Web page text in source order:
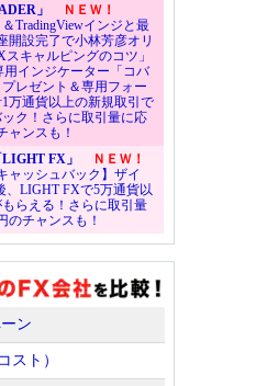
」
ＮＥＷ！
TradingViewインジと最
開設完了で小林芳彦オリ
キャルピングのコツ」
用インジケーター「コバ
レゼント＆専用フォー
万通貨以上の新規取引で
ク！さらに取引量に応
ャンスも！
FX」
ＮＥＷ！
ャッシュバック】ザイ
、LIGHT FXで5万通貨以
もらえる！さらに取引量
のチャンスも！
ン
スト）